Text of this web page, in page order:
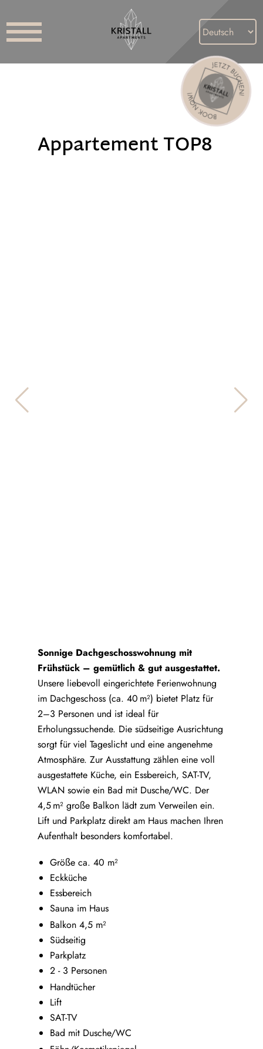
Appartement TOP8
Sonnige Dachgeschosswohnung mit
Frühstück – gemütlich & gut ausgestattet.
Unsere liebevoll eingerichtete Ferienwohnung
im Dachgeschoss (ca. 40 m²) bietet Platz für
2–3 Personen und ist ideal für
Erholungssuchende. Die südseitige Ausrichtung
sorgt für viel Tageslicht und eine angenehme
Atmosphäre. Zur Ausstattung zählen eine voll
ausgestattete Küche, ein Essbereich, SAT-TV,
WLAN sowie ein Bad mit Dusche/WC. Der
4,5 m² große Balkon lädt zum Verweilen ein.
Lift und Parkplatz direkt am Haus machen Ihren
Aufenthalt besonders komfortabel.
Größe ca. 40 m²
Eckküche
Essbereich
Sauna im Haus
Balkon 4,5 m²
Südseitig
Parkplatz
2 - 3 Personen
Handtücher
Lift
SAT-TV
Bad mit Dusche/WC